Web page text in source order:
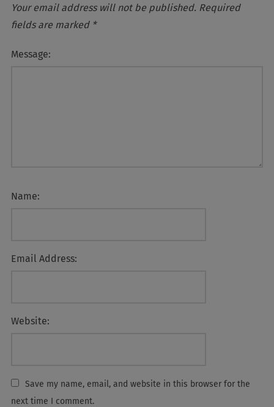
Your email address will not be published. Required
fields are marked *
Message:
Name:
Email Address:
Website:
Save my name, email, and website in this browser for the
next time I comment.